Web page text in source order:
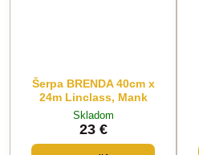
Šerpa BRENDA 40cm x
24m Linclass, Mank
Skladom
23 €